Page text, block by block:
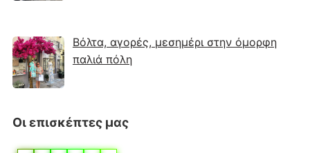
Βόλτα, αγορές, μεσημέρι στην όμορφη
παλιά πόλη
Οι επισκέπτες μας